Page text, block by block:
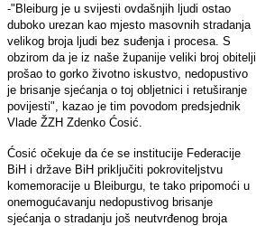
-"Bleiburg je u svijesti ovdašnjih ljudi ostao
duboko urezan kao mjesto masovnih stradanja
velikog broja ljudi bez suđenja i procesa. S
obzirom da je iz naše županije veliki broj obitelji
prošao to gorko životno iskustvo, nedopustivo
je brisanje sjećanja o toj obljetnici i retuširanje
povijesti", kazao je tim povodom predsjednik
Vlade ŽZH Zdenko Ćosić.
Ćosić očekuje da će se institucije Federacije
BiH i države BiH priključiti pokroviteljstvu
komemoracije u Bleiburgu, te tako pripomoći u
onemogućavanju nedopustivog brisanje
sjećanja o stradanju još neutvrđenog broja